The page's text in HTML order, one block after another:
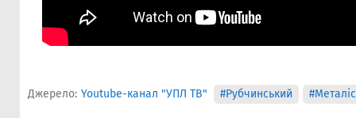
Джерело: Youtube-канал "УПЛ ТВ" #Рубчинський